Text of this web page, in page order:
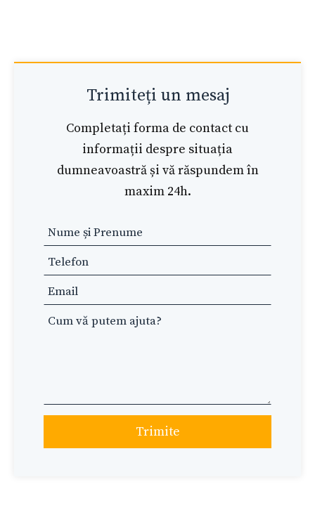
Trimiteți un mesaj
Completați forma de contact cu
informații despre situația
dumneavoastră și vă răspundem în
maxim 24h.
Leave
this
field
blank
Trimite